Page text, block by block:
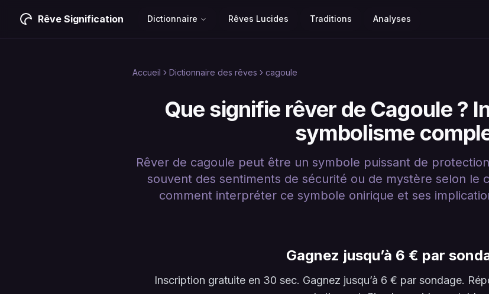
Rêve Signification Dictionnaire Rêves Lucides Traditions Analyses
Accueil Dictionnaire des rêves cagoule
Que signifie rêver de Cagoule ?
symbolisme
Rêver de cagoule peut être un symbole puissant de
souvent des sentiments de sécurité ou de mystère selon le
comment interpréter ce symbole onirique et ses
Gagnez jusqu’à 6 € par
Inscription gratuite en 30 sec. Gagnez jusqu’à 6 € par sondage.